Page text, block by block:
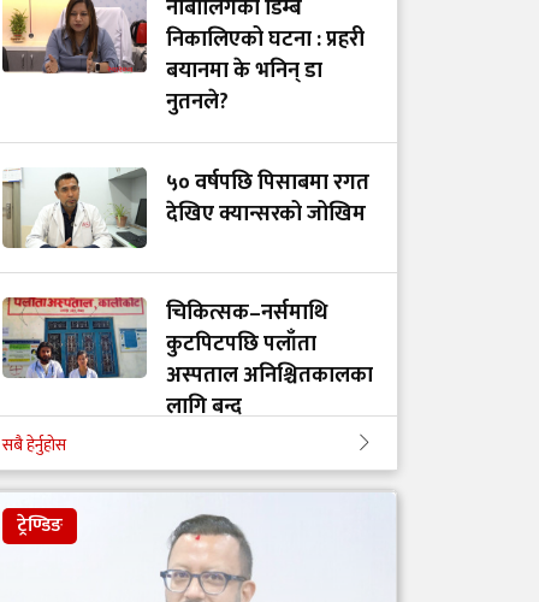
नाबालिगको डिम्ब
निकालिएको घटना : प्रहरी
बयानमा के भनिन् डा
नुतनले?
५० वर्षपछि पिसाबमा रगत
देखिए क्यान्सरको जोखिम
चिकित्सक–नर्समाथि
कुटपिटपछि पलाँता
अस्पताल अनिश्चितकालका
लागि बन्द
वैद्यखानाले गति लिएकोमा
गर्व गर्दै पूर्व स्वास्थ्यमन्त्री
प्रदीप पौडेलले सरकारलाई
दिए ६ सुझाव
सबै हेर्नुहोस
ट्रेण्डिङ